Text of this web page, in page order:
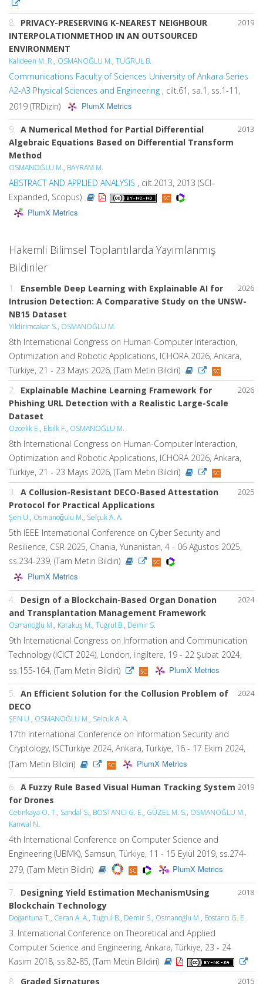
2019
8. PRIVACY-PRESERVING K-NEAREST NEIGHBOUR
INTERPOLATIONMETHOD IN AN OUTSOURCED
ENVIRONMENT
Kalideen M. R., OSMANOĞLU M., TUĞRUL B.
Communications Faculty of Sciences University of Ankara Series
A2-A3 Physical Sciences and Engineering , cilt.61, sa.1, ss.1-11,
2019 (TRDizin)
PlumX Metrics
2013
9. A Numerical Method for Partial Differential
Algebraic Equations Based on Differential Transform
Method
OSMANOĞLU M., BAYRAM M.
ABSTRACT AND APPLIED ANALYSIS , cilt.2013, 2013 (SCI-
Expanded, Scopus)
PlumX Metrics
Hakemli Bilimsel Toplantılarda Yayımlanmış
Bildiriler
2026
1. Ensemble Deep Learning with Explainable AI for
Intrusion Detection: A Comparative Study on the UNSW-
NB15 Dataset
Yildirimcakar S., OSMANOĞLU M.
8th International Congress on Human-Computer Interaction,
Optimization and Robotic Applications, ICHORA 2026, Ankara,
Türkiye, 21 - 23 Mayıs 2026, (Tam Metin Bildiri)
2026
2. Explainable Machine Learning Framework for
Phishing URL Detection with a Realistic Large-Scale
Dataset
Ozcelik E., Elsilk F., OSMANOĞLU M.
8th International Congress on Human-Computer Interaction,
Optimization and Robotic Applications, ICHORA 2026, Ankara,
Türkiye, 21 - 23 Mayıs 2026, (Tam Metin Bildiri)
2025
3. A Collusion-Resistant DECO-Based Attestation
Protocol for Practical Applications
Şen U., Osmanoǧulu M., Selçuk A. A.
5th IEEE International Conference on Cyber Security and
Resilience, CSR 2025, Chania, Yunanistan, 4 - 06 Ağustos 2025,
ss.234-239, (Tam Metin Bildiri)
PlumX Metrics
2024
4. Design of a Blockchain-Based Organ Donation
and Transplantation Management Framework
Osmanoğlu M., Karakuş M., Tuğrul B., Demir S.
9th International Congress on Information and Communication
Technology (ICICT 2024), London, İngiltere, 19 - 22 Şubat 2024,
ss.155-164, (Tam Metin Bildiri)
PlumX Metrics
2024
5. An Efficient Solution for the Collusion Problem of
DECO
ŞEN U., OSMANOĞLU M., Selcuk A. A.
17th International Conference on Information Security and
Cryptology, ISCTurkiye 2024, Ankara, Türkiye, 16 - 17 Ekim 2024,
(Tam Metin Bildiri)
PlumX Metrics
2019
6. A Fuzzy Rule Based Visual Human Tracking System
for Drones
Cetinkaya O. T., Sandal S., BOSTANCI G. E., GÜZEL M. S., OSMANOĞLU M.,
Kanwal N.
4th International Conference on Computer Science and
Engineering (UBMK), Samsun, Türkiye, 11 - 15 Eylül 2019, ss.274-
279, (Tam Metin Bildiri)
PlumX Metrics
2018
7. Designing Yield Estimation MechanismUsing
Blockchain Technology
Doğantuna T., Ceran A. A., Tuğrul B., Demir S., Osmanoğlu M., Bostancı G. E.
3. International Conference on Theoretical and Applied
Computer Science and Engineering, Ankara, Türkiye, 23 - 24
Kasım 2018, ss.82-85, (Tam Metin Bildiri)
2015
8. Graded Signatures